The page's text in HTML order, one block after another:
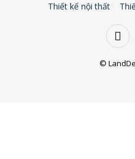
Thiết kế nội thất
©